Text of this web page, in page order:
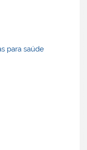
para saúde